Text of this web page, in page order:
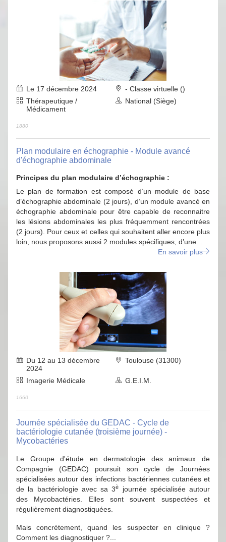
Le 17 décembre 2024
- Classe virtuelle ()
Thérapeutique /
Médicament
National (Siège)
1880
Plan modulaire en échographie - Module avancé
d'échographie abdominale
Principes du plan modulaire d’échographie :
Le plan de formation est composé d’un module de base
d’échographie abdominale (2 jours), d’un module avancé en
échographie abdominale pour être capable de reconnaitre
les lésions abdominales les plus fréquemment rencontrées
(2 jours). Pour ceux et celles qui souhaitent aller encore plus
loin, nous proposons aussi 2 modules spécifiques, d’une...
En savoir plus
Du 12 au 13 décembre
2024
Toulouse (31300)
Imagerie Médicale G.E.I.M.
1660
Journée spécialisée du GEDAC - Cycle de
bactériologie cutanée (troisième journée) -
Mycobactéries
Le Groupe d'étude en dermatologie des animaux de
Compagnie (GEDAC) poursuit son cycle de Journées
spécialisées autour des infections bactériennes cutanées et
de la bactériologie avec sa 3è
journée spécialisée autour
des Mycobactéries. Elles sont souvent suspectées et
régulièrement diagnostiquées.
Mais concrètement, quand les suspecter en clinique ?
Comment les diagnostiquer ?...